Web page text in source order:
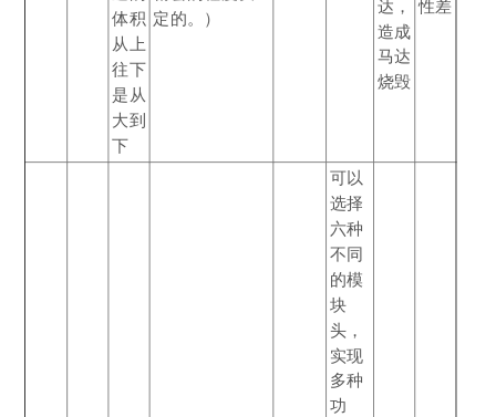
体积
从上
往下
是从
大到
下
定的。）
达，
造成
马达
烧毁
性差
可以
选择
六种
不同
的模
块
头，
实现
多种
功